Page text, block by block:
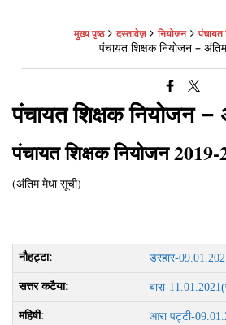
मुख्य पृष्ठ दस्तावेज़ नियोजन पंचायत
पंचायत शिक्षक नियोजन –
पंचायत शिक्षक नियोजन –
पंचायत शिक्षक नियोजन 2019-
(अंतिम मेधा सूची)
डरहार-
बारा-11.01.2021(
आरा पट्टी-